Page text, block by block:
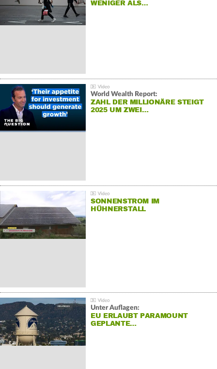
WENIGER ALS…
World Wealth Report:
ZAHL DER MILLIONÄRE STEIGT
2025 UM ZWEI…
SONNENSTROM IM
HÜHNERSTALL
Unter Auflagen:
EU ERLAUBT PARAMOUNT
GEPLANTE…